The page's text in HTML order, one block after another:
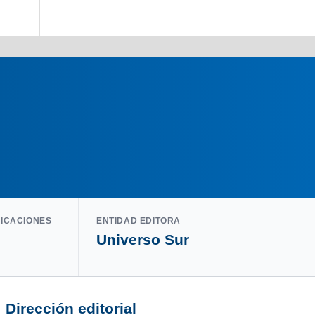
ENTIDAD EDITORA
Universo Sur
Dirección editorial